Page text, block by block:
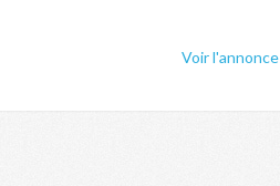
Voir l'annonce